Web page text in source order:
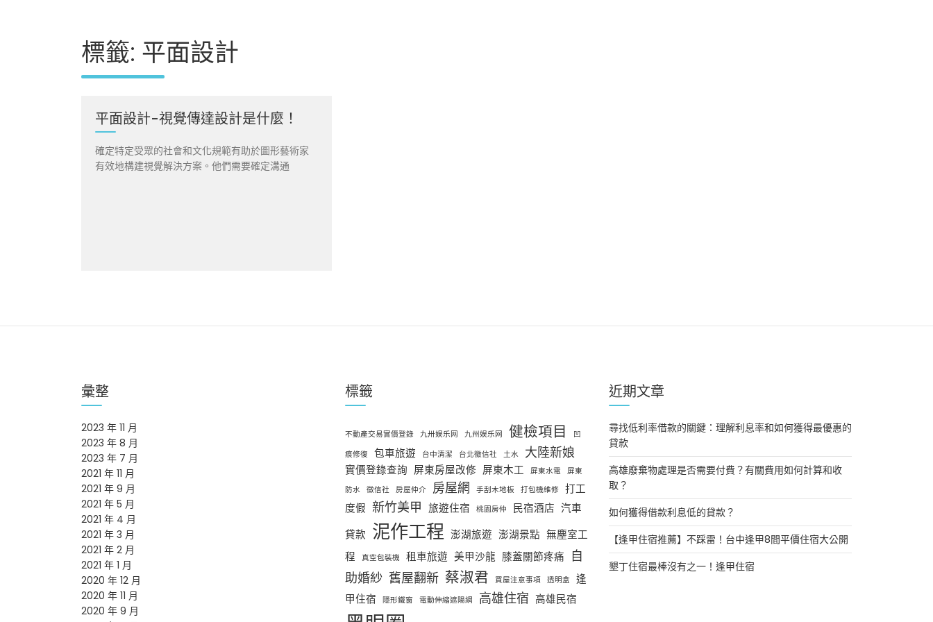
標籤: 平面設計
平面設計-視覺傳達設計是什麼！
確定特定受眾的社會和文化規範有助於圖形藝術家
有效地構建視覺解決方案。他們需要確定溝通
彙整
2023 年 11 月
2023 年 8 月
2023 年 7 月
2021 年 11 月
2021 年 9 月
2021 年 5 月
2021 年 4 月
2021 年 3 月
2021 年 2 月
2021 年 1 月
2020 年 12 月
2020 年 11 月
2020 年 9 月
標籤
不動產交易實價登錄 九卅娱乐网 九州娱乐网 健檢項目
凹
痕修復
包車旅遊 台中清潔 台北徵信社 土水 大陸新娘
實價登錄查詢 屏東房屋改修 屏東木工 屏東水電 屏東
防水 徵信社 房屋仲介 房屋網 手刮木地板 打包機維修 打工
度假 新竹美甲 旅遊住宿 桃園房仲 民宿酒店 汽車
貸款 泥作工程 澎湖旅遊 澎湖景點 無塵室工
程
真空包裝機 租車旅遊 美甲沙龍 膝蓋關節疼痛
自
助婚紗 舊屋翻新 蔡淑君 買屋注意事項 透明盒
逢
甲住宿
隱形鐵窗 電動伸縮遮陽網 高雄住宿 高雄民宿
近期文章
尋找低利率借款的關鍵：理解利息率和如何獲得最優惠的
貸款
高雄廢棄物處理是否需要付費？有關費用如何計算和收
取？
如何獲得借款利息低的貸款？
【逢甲住宿推薦】不踩雷！台中逢甲8間平價住宿大公開
墾丁住宿最棒沒有之一！逢甲住宿